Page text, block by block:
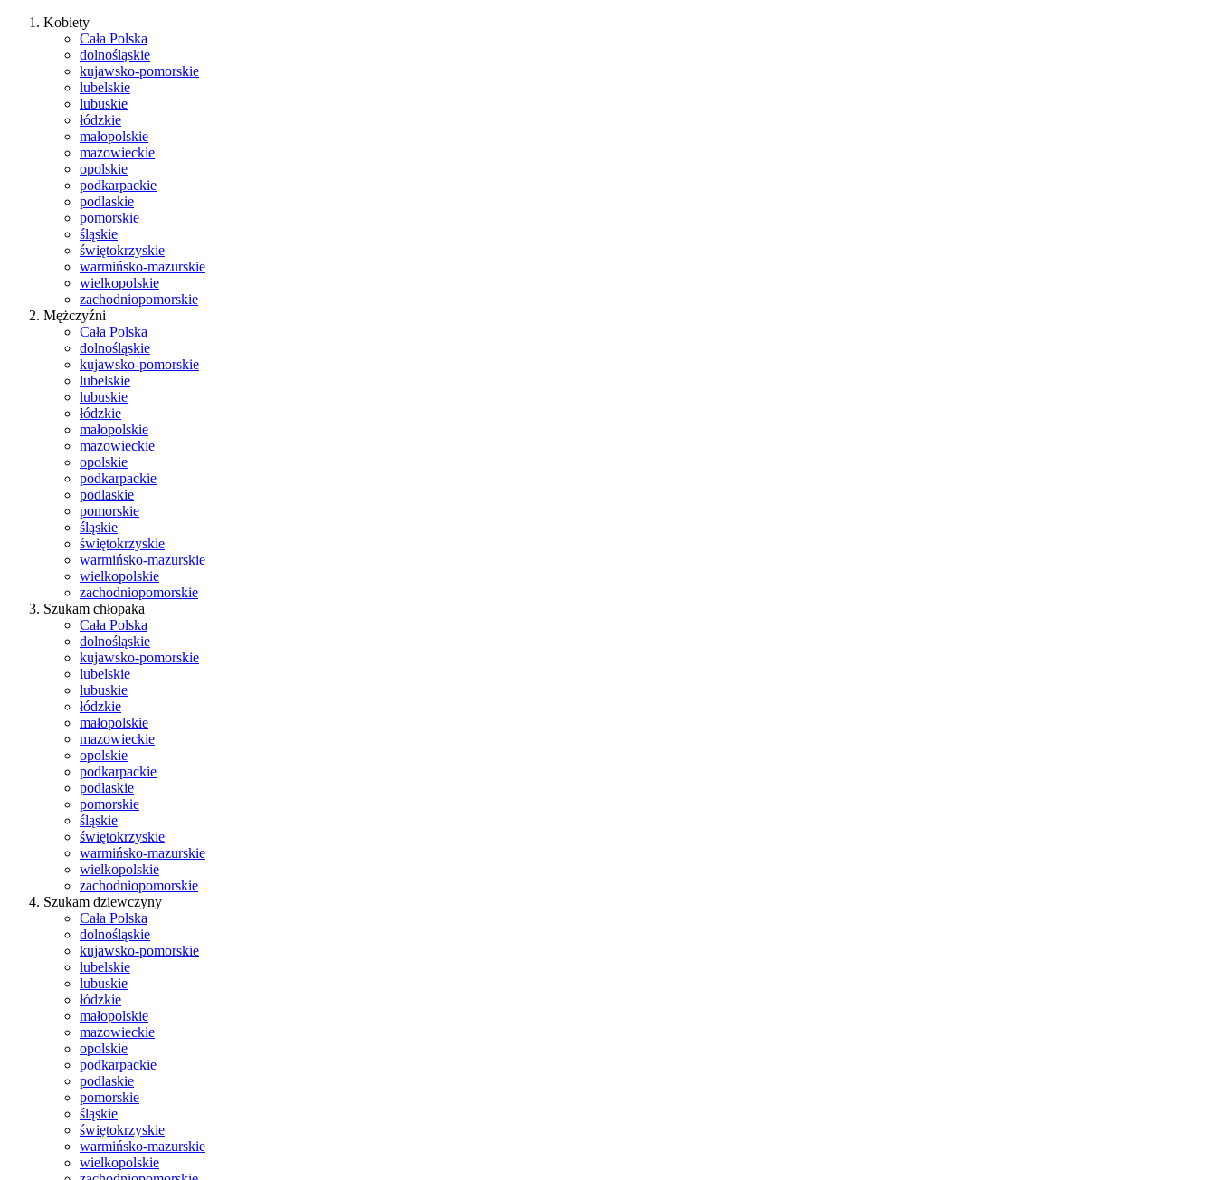
Kobiety
Cała Polska
dolnośląskie
kujawsko-pomorskie
lubelskie
lubuskie
łódzkie
małopolskie
mazowieckie
opolskie
podkarpackie
podlaskie
pomorskie
śląskie
świętokrzyskie
warmińsko-mazurskie
wielkopolskie
zachodniopomorskie
Mężczyźni
Cała Polska
dolnośląskie
kujawsko-pomorskie
lubelskie
lubuskie
łódzkie
małopolskie
mazowieckie
opolskie
podkarpackie
podlaskie
pomorskie
śląskie
świętokrzyskie
warmińsko-mazurskie
wielkopolskie
zachodniopomorskie
Szukam chłopaka
Cała Polska
dolnośląskie
kujawsko-pomorskie
lubelskie
lubuskie
łódzkie
małopolskie
mazowieckie
opolskie
podkarpackie
podlaskie
pomorskie
śląskie
świętokrzyskie
warmińsko-mazurskie
wielkopolskie
zachodniopomorskie
Szukam dziewczyny
Cała Polska
dolnośląskie
kujawsko-pomorskie
lubelskie
lubuskie
łódzkie
małopolskie
mazowieckie
opolskie
podkarpackie
podlaskie
pomorskie
śląskie
świętokrzyskie
warmińsko-mazurskie
wielkopolskie